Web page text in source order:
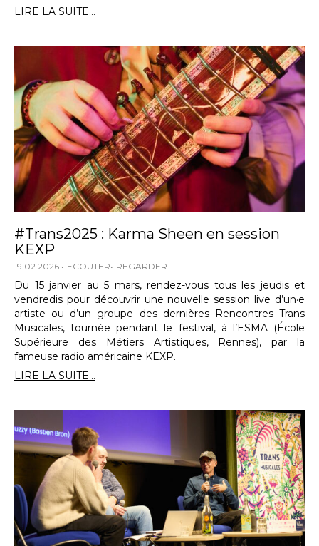
LIRE LA SUITE...
#Trans2025 : Karma Sheen en session
KEXP
19.02.2026 ECOUTER REGARDER
Du 15 janvier au 5 mars, rendez-vous tous les jeudis et
vendredis pour découvrir une nouvelle session live d’un·e
artiste ou d’un groupe des dernières Rencontres Trans
Musicales, tournée pendant le festival, à l’ESMA (École
Supérieure des Métiers Artistiques, Rennes), par la
fameuse radio américaine KEXP.
LIRE LA SUITE...